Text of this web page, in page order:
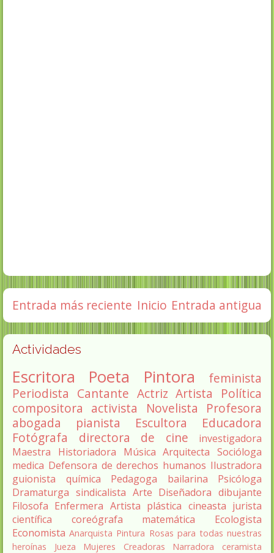
Entrada más reciente Entrada antigua
Inicio
Actividades
Escritora Poeta Pintora
feminista
Periodista Cantante Actriz Artista
Política
compositora activista Novelista
Profesora
abogada
pianista Escultora
Educadora
Fotógrafa
directora de cine
investigadora
Maestra
Historiadora Música Arquitecta Socióloga
medica Defensora de derechos humanos Ilustradora
guionista
química Pedagoga bailarina
Psicóloga
Dramaturga sindicalista Arte Diseñadora dibujante
Filosofa Enfermera Artista plástica cineasta jurista
científica
coreógrafa matemática
Ecologista
Economista Anarquista Pintura Rosas para todas nuestras
heroínas
Jueza Mujeres Creadoras Narradora
ceramista